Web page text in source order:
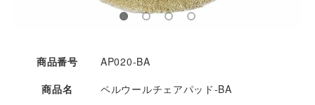
商品番号
AP020-BA
商品名
ペルウールチェアパッド-BA